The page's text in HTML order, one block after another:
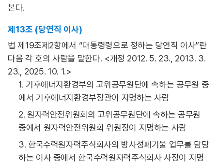
본다.
제13조 (당연직 이사)
법 제19조제2항에서 “대통령령으로 정하는 당연직 이사”란
다음 각 호의 사람을 말한다. <개정 2012. 5. 23., 2013. 3.
23., 2025. 10. 1.>
1. 기후에너지환경부의 고위공무원단에 속하는 공무원 중
에서 기후에너지환경부장관이 지명하는 사람
2. 원자력안전위원회의 고위공무원단에 속하는 공무원
중에서 원자력안전위원회 위원장이 지명하는 사람
3. 한국수력원자력주식회사의 방사성폐기물 업무를 담당
하는 이사 중에서 한국수력원자력주식회사 사장이 지명